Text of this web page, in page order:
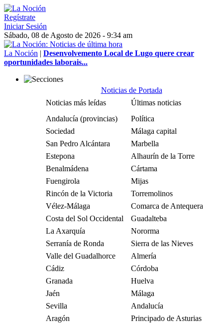
Regístrate
Iniciar Sesión
Sábado, 08 de Agosto de 2026 - 9:34 am
La Noción | Desenvolvemento Local de Lugo quere crear
oportunidades laborais...
Noticias de Portada
Noticias más leídas
Últimas noticias
Andalucía (provincias)
Política
Sociedad
Málaga capital
San Pedro Alcántara
Marbella
Estepona
Alhaurín de la Torre
Benalmádena
Cártama
Fuengirola
Mijas
Rincón de la Victoria
Torremolinos
Vélez-Málaga
Comarca de Antequera
Costa del Sol Occidental
Guadalteba
La Axarquía
Nororma
Serranía de Ronda
Sierra de las Nieves
Valle del Guadalhorce
Almería
Cádiz
Córdoba
Granada
Huelva
Jaén
Málaga
Sevilla
Andalucía
Aragón
Principado de Asturias